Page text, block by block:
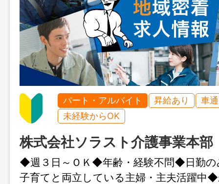
パート・アルバイト 昇給あり
車
未経験からOK
株式会社ソラスト介護事業本部
◆週３日～ＯＫ◆年齢・経験不問◆日勤
子育てと両立している主婦・主夫活躍中